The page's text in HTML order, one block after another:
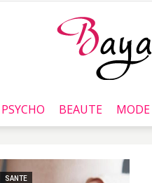
Baya.tn
PSYCHO BEAUTE MODE
SANTE